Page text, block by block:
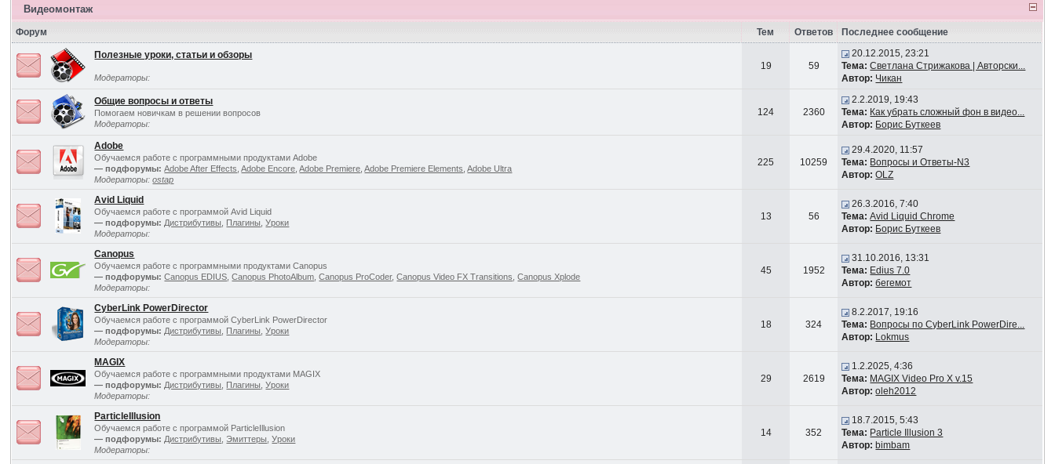
Видеомонтаж
Форум Тем Ответов Последнее сообщение
Полезные уроки, статьи и обзоры
Модераторы:
19 59
20.12.2015, 23:21
Тема: Светлана Стрижакова | Авторски...
Автор: Чикан
Общие вопросы и ответы
Помогаем новичкам в решении вопросов
Модераторы:
124 2360
2.2.2019, 19:43
Тема: Как убрать сложный фон в видео...
Автор: Борис Буткеев
Adobe
Обучаемся работе с программными продуктами Adobe
— подфорумы: Adobe After Effects ,Adobe Encore ,Adobe Premiere ,Adobe Premiere Elements ,Adobe Ultra
Модераторы:ostap
225 10259
29.4.2020, 11:57
Тема: Вопросы и Ответы-N3
Автор: OLZ
Avid Liquid
Обучаемся работе с программой Avid Liquid
— подфорумы: Дистрибутивы Плагины ,Уроки
Модераторы:
13 56
26.3.2016, 7:40
Тема: Avid Liquid Chrome
Автор: Борис Буткеев
Canopus
Обучаемся работе с программными продуктами Canopus
— подфорумы: Canopus EDIUS ,Canopus PhotoAlbum ,Canopus ProCoder,Canopus Video FX Transitions ,Canopus Xplode
Модераторы:
45 1952
31.10.2016, 13:31
Тема: Edius 7.0
Автор: бегемот
CyberLink PowerDirector
Обучаемся работе с программой CyberLink PowerDirector
— подфорумы: Дистрибутивы Плагины ,Уроки
Модераторы:
18 324
8.2.2017, 19:16
Тема: Вопросы по CyberLink PowerDire...
Автор: Lokmus
MAGIX
Обучаемся работе с программными продуктами MAGIX
— подфорумы: Дистрибутивы Плагины ,Уроки
Модераторы:
29 2619
1.2.2025, 4:36
Тема: MAGIX Video Pro X v.15
Автор: oleh2012
ParticleIllusion
Обучаемся работе с программой ParticleIllusion
— подфорумы: Дистрибутивы Эмиттеры ,Уроки
Модераторы:
14 352
18.7.2015, 5:43
Тема: Particle Illusion 3
Автор: bimbam